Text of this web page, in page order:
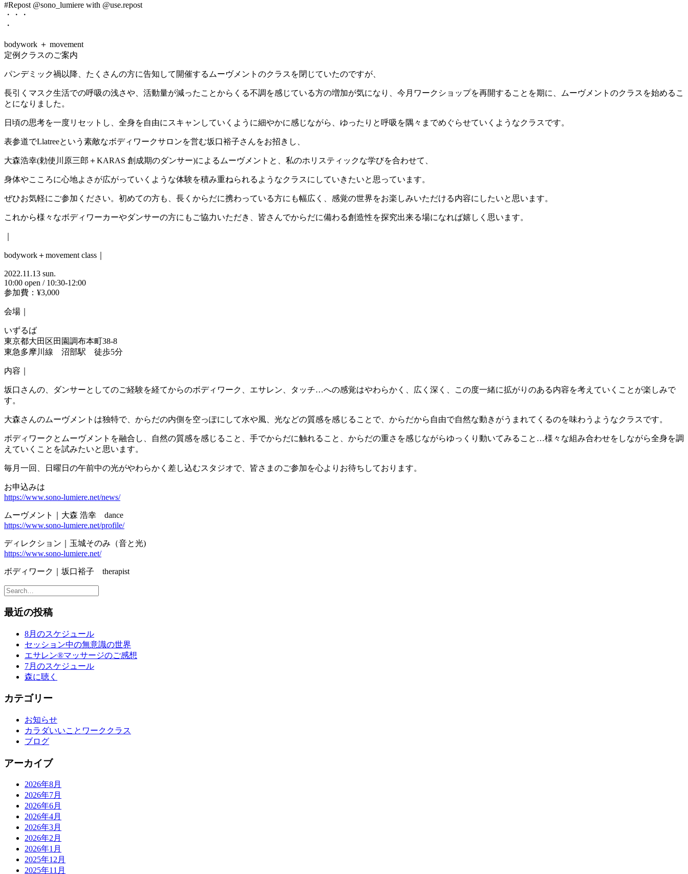
#Repost @sono_lumiere with @use.repost
・・・
・
bodywork ＋ movement
定例クラスのご案内
パンデミック禍以降、たくさんの方に告知して開催するムーヴメントのクラスを閉じていたのですが、
長引くマスク生活での呼吸の浅さや、活動量が減ったことからくる不調を感じている方の増加が気になり、今月ワークショップを再開することを期に、ムーヴメントのクラスを始めるこ
とになりました。
日頃の思考を一度リセットし、全身を自由にスキャンしていくように細やかに感じながら、ゆったりと呼吸を隅々までめぐらせていくようなクラスです。
表参道でLlatreeという素敵なボディワークサロンを営む坂口裕子さんをお招きし、
大森浩幸(勅使川原三郎＋KARAS 創成期のダンサー)によるムーヴメントと、私のホリスティックな学びを合わせて、
身体やこころに心地よさが広がっていくような体験を積み重ねられるようなクラスにしていきたいと思っています。
ぜひお気軽にご参加ください。初めての方も、長くからだに携わっている方にも幅広く、感覚の世界をお楽しみいただける内容にしたいと思います。
これから様々なボディワーカーやダンサーの方にもご協力いただき、皆さんでからだに備わる創造性を探究出来る場になれば嬉しく思います。
bodywork＋movement class｜
2022.11.13 sun.
10:00 open / 10:30-12:00
参加費：¥3,000
会場｜
いずるば
東京都大田区田園調布本町38-8
東急多摩川線 沼部駅 徒歩5分
内容｜
坂口さんの、ダンサーとしてのご経験を経てからのボディワーク、エサレン、タッチ…への感覚はやわらかく、広く深く、この度一緒に拡がりのある内容を考えていくことが楽しみで
す。
大森さんのムーヴメントは独特で、からだの内側を空っぽにして水や風、光などの質感を感じることで、からだから自由で自然な動きがうまれてくるのを味わうようなクラスです。
ボディワークとムーヴメントを融合し、自然の質感を感じること、手でからだに触れること、からだの重さを感じながらゆっくり動いてみること…様々な組み合わせをしながら全身を調
えていくことを試みたいと思います。
毎月一回、日曜日の午前中の光がやわらかく差し込むスタジオで、皆さまのご参加を心よりお待ちしております。
お申込みは
https://www.sono-lumiere.net/news/
ムーヴメント｜大森 浩幸 dance
https://www.sono-lumiere.net/profile/
ディレクション｜玉城そのみ（音と光)
https://www.sono-lumiere.net/
ボディワーク｜坂口裕子 therapist
最近の投稿
8月のスケジュール
セッション中の無意識の世界
エサレン®︎マッサージのご感想
7月のスケジュール
森に聴く
カテゴリー
お知らせ
カラダいいことワーククラス
ブログ
アーカイブ
2026年8月
2026年7月
2026年6月
2026年4月
2026年3月
2026年2月
2026年1月
2025年12月
2025年11月